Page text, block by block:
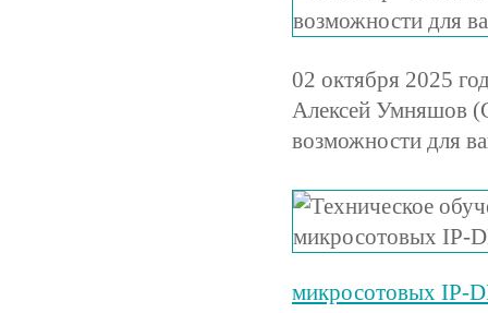
02 октября 2025
Алексей Умняшов
возможности для
микросотовых IP-